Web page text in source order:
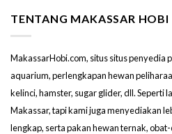
TENTANG MAKASSAR HOBI
MakassarHobi.com, situs situs penyedia
aquarium, perlengkapan hewan
kelinci, hamster, sugar glider, dll. Seperti
Makassar, tapi kami juga menyediakan
lengkap, serta pakan hewan ternak,